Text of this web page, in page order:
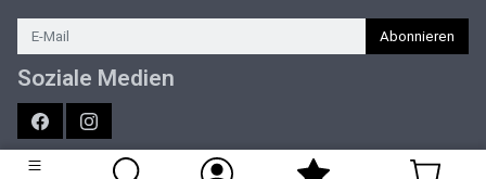
Newsletter
Abonnieren
Soziale Medien
FacebookInstagram
Sport Forster | Marken-Sportartikel für München & Umgebung | Online